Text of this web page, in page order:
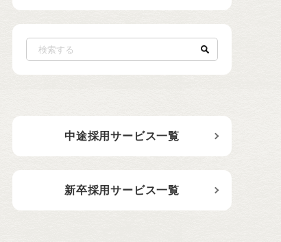
中途採用サービス一覧
新卒採用サービス一覧